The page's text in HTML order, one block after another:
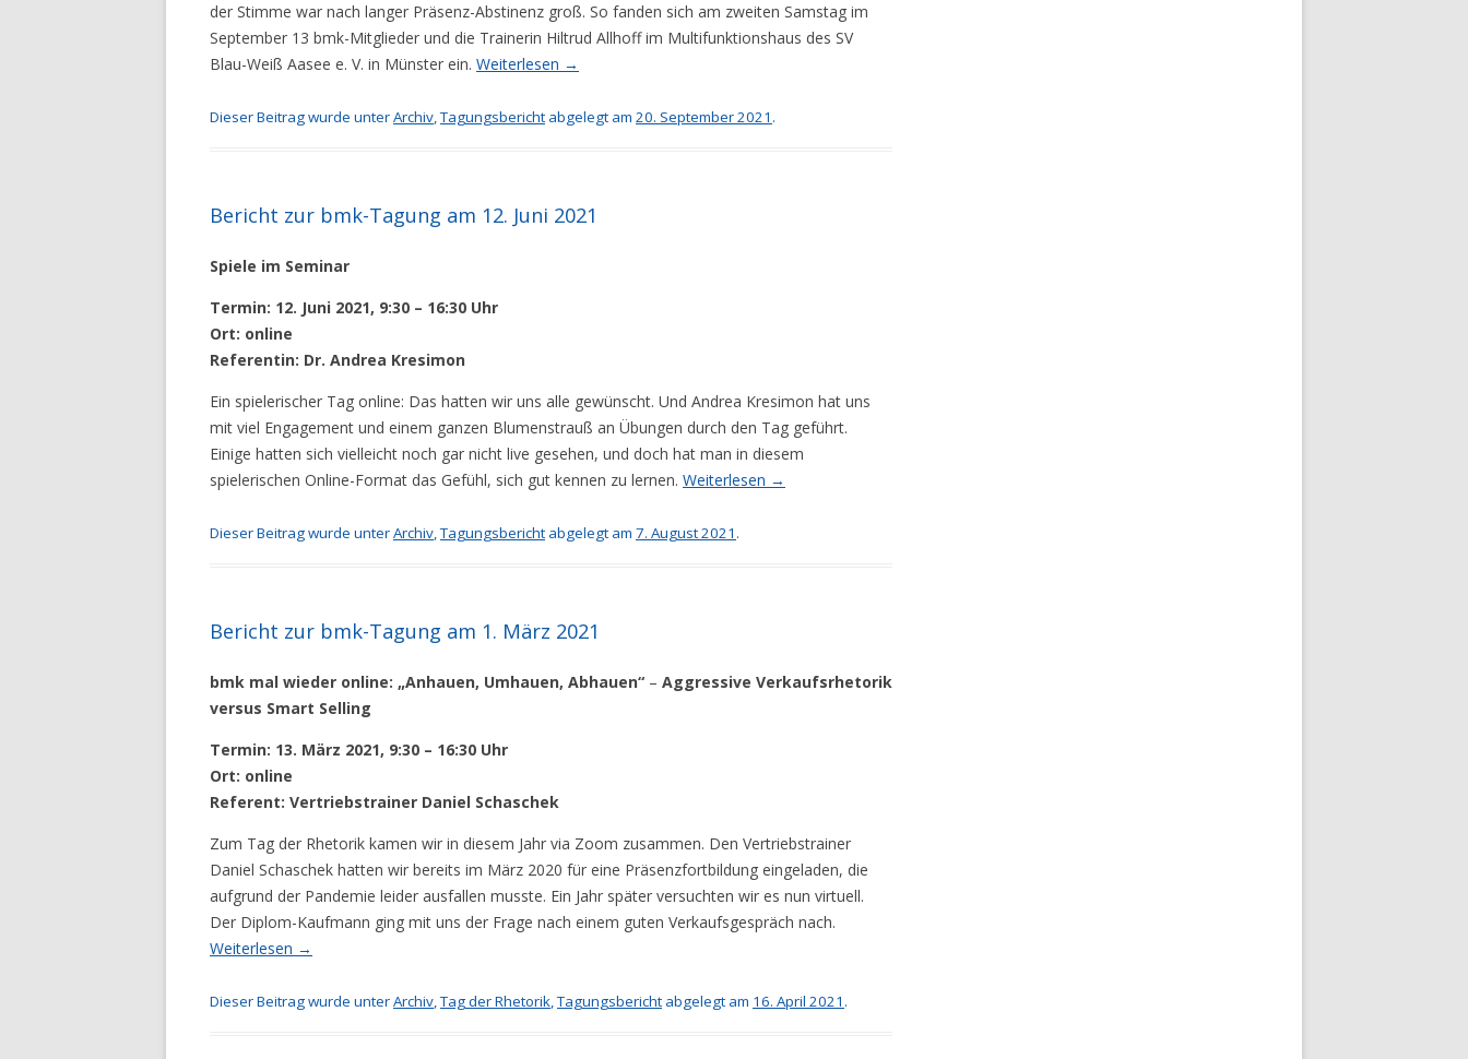
der Stimme war nach langer Präsenz-Abstinenz groß. So fanden sich am zweiten Samstag im
September 13 bmk-Mitglieder und die Trainerin Hiltrud Allhoff im Multifunktionshaus des SV
Blau-Weiß Aasee e. V. in Münster ein. Weiterlesen →
Dieser Beitrag wurde unterArchiv,Tagungsbericht abgelegt am 20. September 2021 .
Bericht zur bmk-Tagung am 12. Juni 2021
Spiele im Seminar
Termin: 12. Juni 2021, 9:30 – 16:30 Uhr
Ort: online
Referentin: Dr. Andrea Kresimon
Ein spielerischer Tag online: Das hatten wir uns alle gewünscht. Und Andrea Kresimon hat uns
mit viel Engagement und einem ganzen Blumenstrauß an Übungen durch den Tag geführt.
Einige hatten sich vielleicht noch gar nicht live gesehen, und doch hat man in diesem
spielerischen Online-Format das Gefühl, sich gut kennen zu lernen. Weiterlesen →
Dieser Beitrag wurde unterArchiv,Tagungsbericht abgelegt am 7. August 2021 .
Bericht zur bmk-Tagung am 1. März 2021
bmk mal wieder online: „Anhauen, Umhauen, Abhauen“ – Aggressive Verkaufsrhetorik
versus Smart Selling
Termin: 13. März 2021, 9:30 – 16:30 Uhr
Ort: online
Referent: Vertriebstrainer Daniel Schaschek
Zum Tag der Rhetorik kamen wir in diesem Jahr via Zoom zusammen. Den Vertriebstrainer
Daniel Schaschek hatten wir bereits im März 2020 für eine Präsenzfortbildung eingeladen, die
aufgrund der Pandemie leider ausfallen musste. Ein Jahr später versuchten wir es nun virtuell.
Der Diplom-Kaufmann ging mit uns der Frage nach einem guten Verkaufsgespräch nach.
Weiterlesen →
Dieser Beitrag wurde unterArchiv,Tag der Rhetorik,Tagungsbericht abgelegt am 16. April 2021 .